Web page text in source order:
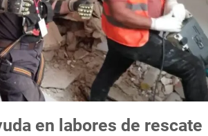
en labores de rescate